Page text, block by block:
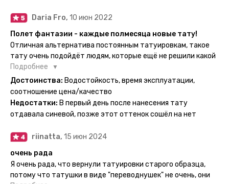
Daria Fro, 10 июн 2022
Полет фантазии - каждые полмесяца новые тату!
Отличная альтернатива постоянным татуировкам, такое
тату очень подойдёт людям, которые ещё не решили какой
эскиз им подойдёт на всю жизнь - продукт еверинк
держится на теле до 2 недель - после нанесения не нужно
бояться мочить такие тату, вода их так просто не смоет. К
рисункам прикладывается инструкция, но я предпочла
другой способ нанесения - оставила наклейку на теле на
ночь, чтобы точно перестраховаться - на утро эффект
сразу же проявился. На неподвижных частях тела тату
носится дольше, поэтому нужно обдуманно выбирать куда
её стоит наносить. Когда рисунок начнёт стираться -
водой спокойно можно убрать оставшийся контур.
Подробнее
Достоинства: Водостойкость, время эксплуатации,
соотношение цена/качество
Недостатки: В первый день после нанесения тату
отдавала синевой, позже этот оттенок сошёл на нет
riinatta, 15 июн 2024
очень рада
Я очень рада, что вернули татуировки старого образца,
потому что татушки в виде "переводнушек" не очень, они